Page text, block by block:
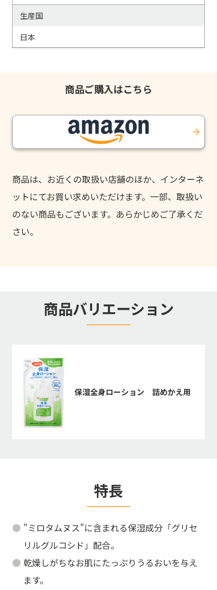
生産国
日本
商品ご購入はこちら
商品は、お近くの取扱い店舗のほか、インターネ
ットにてお買い求めいただけます。一部、取扱い
のない商品もございます。あらかじめご了承くだ
さい。
商品バリエーション
保湿全身ローション 詰めかえ用
特長
”ミロタムヌス”に含まれる保湿成分「グリセ
リルグルコシド」配合。
乾燥しがちなお肌にたっぷりうるおいを与え
ます。